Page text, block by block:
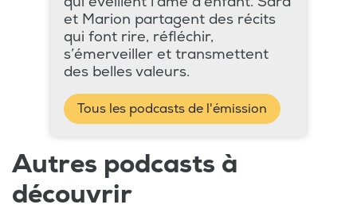
et Marion partagent des récits
qui font rire, réfléchir,
s’émerveiller et transmettent
des belles valeurs.
Tous les podcasts de l'émission
Autres podcasts à
découvrir